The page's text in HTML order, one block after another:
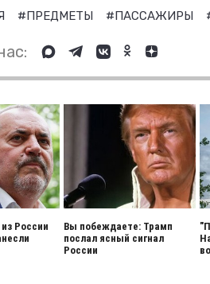
#ПРЕДМЕТЫ #ПАССАЖИРЫ
России
Вы побеждаете: Трамп
послал ясный сигнал
России